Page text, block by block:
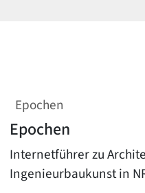
Epochen
Epochen
Internetführer zu
Ingenieurbaukunst in